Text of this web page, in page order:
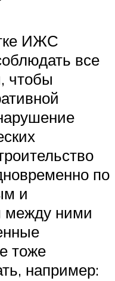
ИЖС
все
чтобы
по
и
между ними
тоже
например: